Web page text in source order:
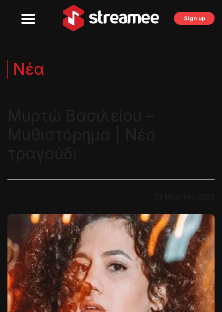
Sign up
Νέα
Μυρτώ Βασιλείου –
Μυθιστόρημα | Νέο
τραγούδι
23 Μαρτίου, 2022